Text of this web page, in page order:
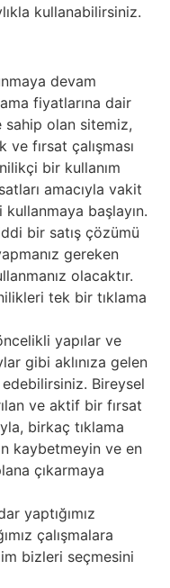
kullanabilirsiniz.
devam
fiyatlarına dair
olan sitemiz,
fırsat çalışması
bir kullanım
amacıyla vakit
başlayın.
bir satış çözümü
gereken
olacaktır.
tek bir tıklama
yapılar ve
gibi aklınıza gelen
Bireysel
ve aktif bir fırsat
birkaç tıklama
kaybetmeyin ve en
çıkarmaya
yaptığımız
çalışmalara
bizleri seçmesini